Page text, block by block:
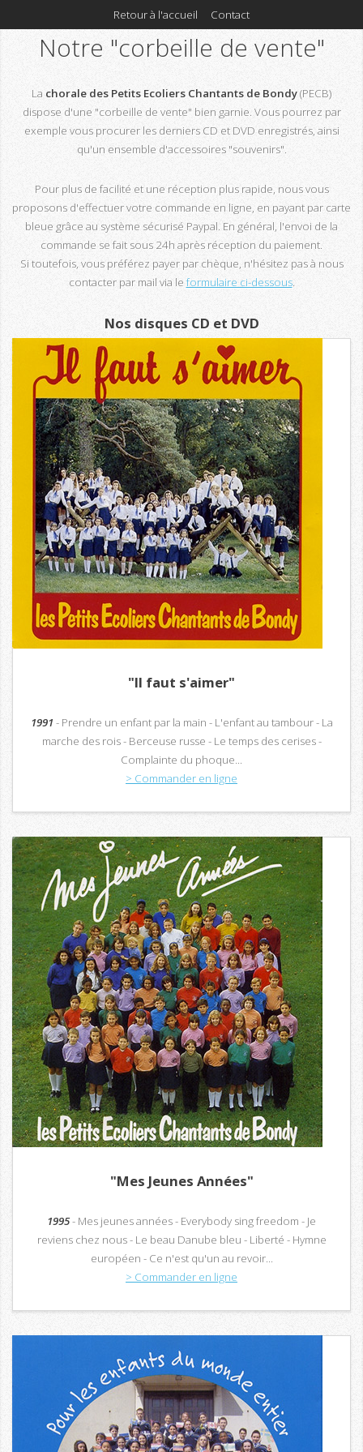
Retour à l'accueil Contact
Notre "corbeille de vente"
La chorale des Petits Ecoliers Chantants de Bondy(PECB)
dispose d'une "corbeille de vente" bien garnie. Vous pourrez par
exemple vous procurer les derniers CD et DVD enregistrés, ainsi
qu'un ensemble d'accessoires "souvenirs".
Pour plus de facilité et une réception plus rapide, nous vous
proposons d'effectuer votre commande en ligne, en payant par carte
bleue grâce au système sécurisé Paypal. En général, l'envoi de la
commande se fait sous 24h après réception du paiement.
Si toutefois, vous préférez payer par chèque, n'hésitez pas à nous
contacter par mail via leformulaire ci-dessous.
Nos disques CD et DVD
"Il faut s'aimer"
1991 - Prendre un enfant par la main - L'enfant au tambour - La
marche des rois - Berceuse russe - Le temps des cerises -
Complainte du phoque...
> Commander en ligne
"Mes Jeunes Années"
1995- Mes jeunes années - Everybody sing freedom - Je
reviens chez nous - Le beau Danube bleu - Liberté - Hymne
européen - Ce n'est qu'un au revoir...
> Commander en ligne